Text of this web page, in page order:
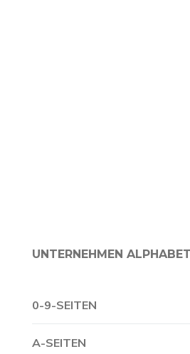
UNTERNEHMEN
0-9-SEITEN
A-SEITEN